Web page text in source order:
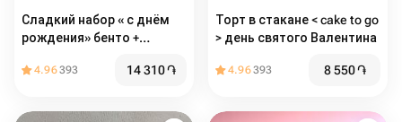
Сладкий набор « с днём
рождения» бенто +
4.96393 14 310֏
Торт в стакане < cake to go
> день святого Валентина
4.96393 8 550֏